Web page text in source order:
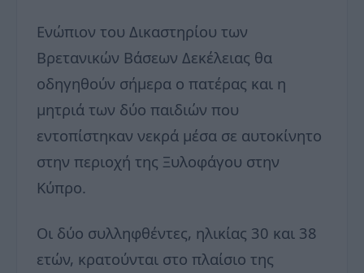
Ενώπιον του Δικαστηρίου των
Βρετανικών Βάσεων Δεκέλειας θα
οδηγηθούν σήμερα ο πατέρας και η
μητριά των δύο παιδιών που
εντοπίστηκαν νεκρά μέσα σε αυτοκίνητο
στην περιοχή της Ξυλοφάγου στην
Κύπρο.
Οι δύο συλληφθέντες, ηλικίας 30 και 38
ετών, κρατούνται στο πλαίσιο της